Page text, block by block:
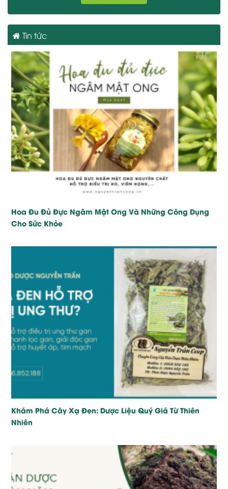
Tin tức
Hoa Đu Đủ Đực Ngâm Mật Ong Và Những Công Dụng
Cho Sức Khỏe
Khám Phá Cây Xạ Đen: Dược Liệu Quý Giá Từ Thiên
Nhiên